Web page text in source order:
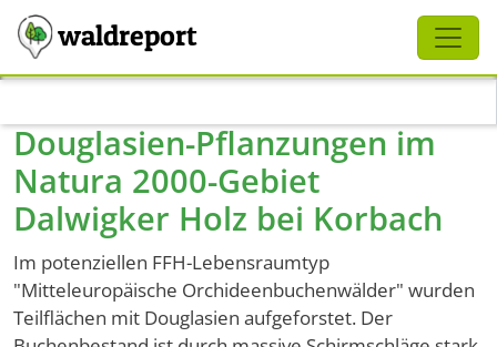
waldreport
Douglasien-Pflanzungen im
Natura 2000-Gebiet
Dalwigker Holz bei Korbach
Im potenziellen FFH-Lebensraumtyp
"Mitteleuropäische Orchideenbuchenwälder" wurden
Teilflächen mit Douglasien aufgeforstet. Der
Schliessen